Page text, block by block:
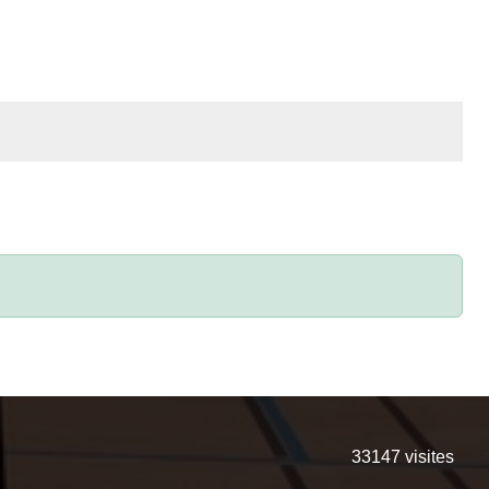
33147 visites